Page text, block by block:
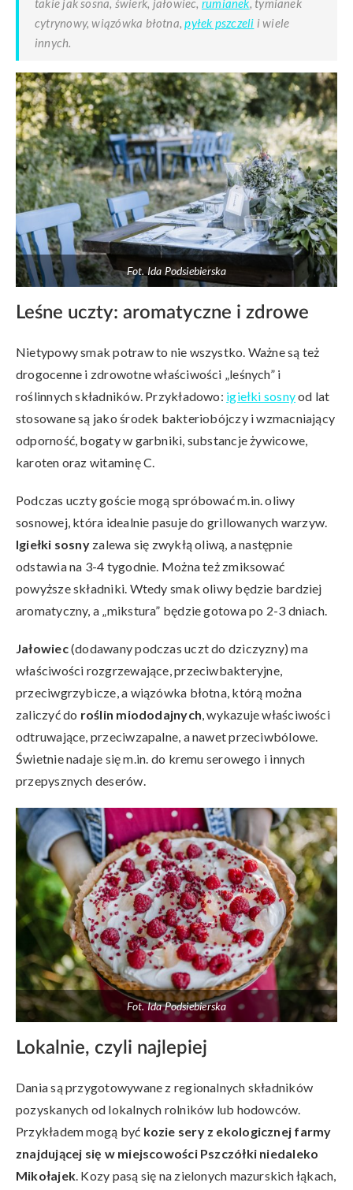
takie jak sosna, świerk, jałowiec, rumianek, tymianek
cytrynowy, wiązówka błotna,pyłek pszczeli i wiele
innych.
Fot. Ida Podsiebierska
Leśne uczty: aromatyczne i zdrowe
Nietypowy smak potraw to nie wszystko. Ważne są też
drogocenne i zdrowotne właściwości „leśnych” i
roślinnych składników. Przykładowo: igiełki sosnyod lat
stosowane są jako środek bakteriobójczy i wzmacniający
odporność, bogaty w garbniki, substancje żywicowe,
karoten oraz witaminę C.
Podczas uczty goście mogą spróbować m.in. oliwy
sosnowej, która idealnie pasuje do grillowanych warzyw.
Igiełki sosnyzalewa się zwykłą oliwą, a następnie
odstawia na 3-4 tygodnie. Można też zmiksować
powyższe składniki. Wtedy smak oliwy będzie bardziej
aromatyczny, a „mikstura” będzie gotowa po 2-3 dniach.
Jałowiec(dodawany podczas uczt do dziczyzny) ma
właściwości rozgrzewające, przeciwbakteryjne,
przeciwgrzybicze, a wiązówka błotna, którą można
zaliczyć do roślin miododajnych, wykazuje właściwości
odtruwające, przeciwzapalne, a nawet przeciwbólowe.
Świetnie nadaje się m.in. do kremu serowego i innych
przepysznych deserów.
Fot. Ida Podsiebierska
Lokalnie, czyli najlepiej
Dania są przygotowywane z regionalnych składników
pozyskanych od lokalnych rolników lub hodowców.
Przykładem mogą być kozie sery z ekologicznej farmy
znajdującej się w miejscowości Pszczółki niedaleko
Mikołajek. Kozy pasą się na zielonych mazurskich łąkach,